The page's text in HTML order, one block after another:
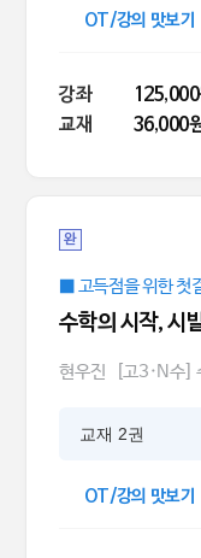
OT/강의 맛보기
강좌
125,000
교재
36,000
완
■ 고득점을 위한 첫
수학의 시작, 시
현우진 [고3·N수]
교재 2권
OT/강의 맛보기